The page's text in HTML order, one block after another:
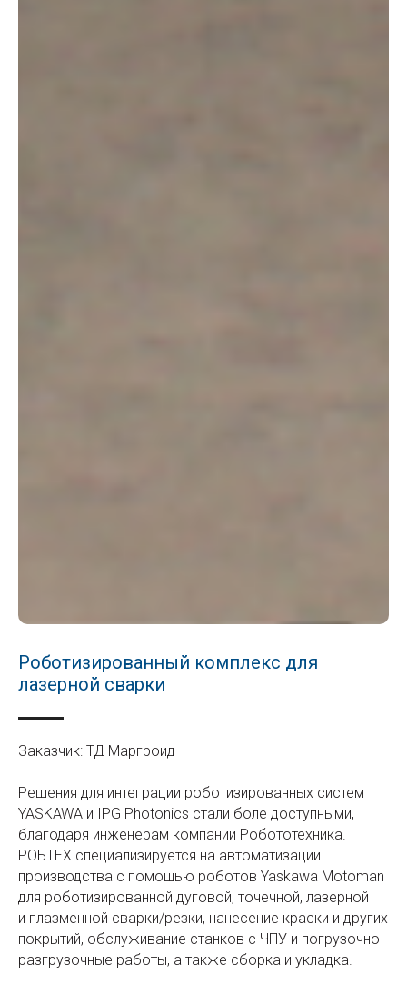
Роботизированный комплекс для
лазерной сварки
Заказчик: ТД Маргроид
Решения для интеграции роботизированных систем
YASKAWA и IPG Photonics стали боле доступными,
благодаря инженерам компании Робототехника.
РОБТЕХ специализируется на автоматизации
производства с помощью роботов Yaskawa Motoman
для роботизированной дуговой, точечной, лазерной
и плазменной сварки/резки, нанесение краски и других
покрытий, обслуживание станков с ЧПУ и погрузочно-
разгрузочные работы, а также сборка и укладка.